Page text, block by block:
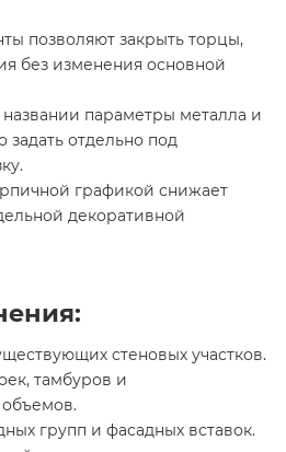
позволяют закрыть торцы,
без изменения основной
параметры металла и
отдельно под
графикой снижает
декоративной
стеновых участков.
тамбуров и
групп и фасадных вставок.